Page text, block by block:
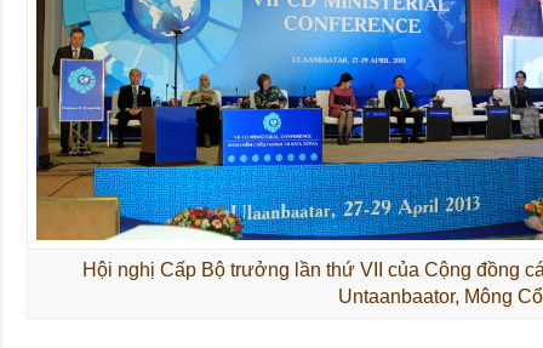
Hội nghị Cấp Bộ trưởng lần thứ VII của Cộng đồng
Untaanbaator, Mông Cổ